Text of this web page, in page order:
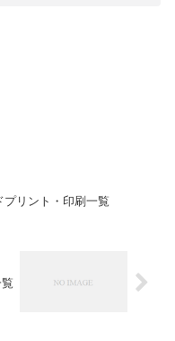
プリント・印刷一覧